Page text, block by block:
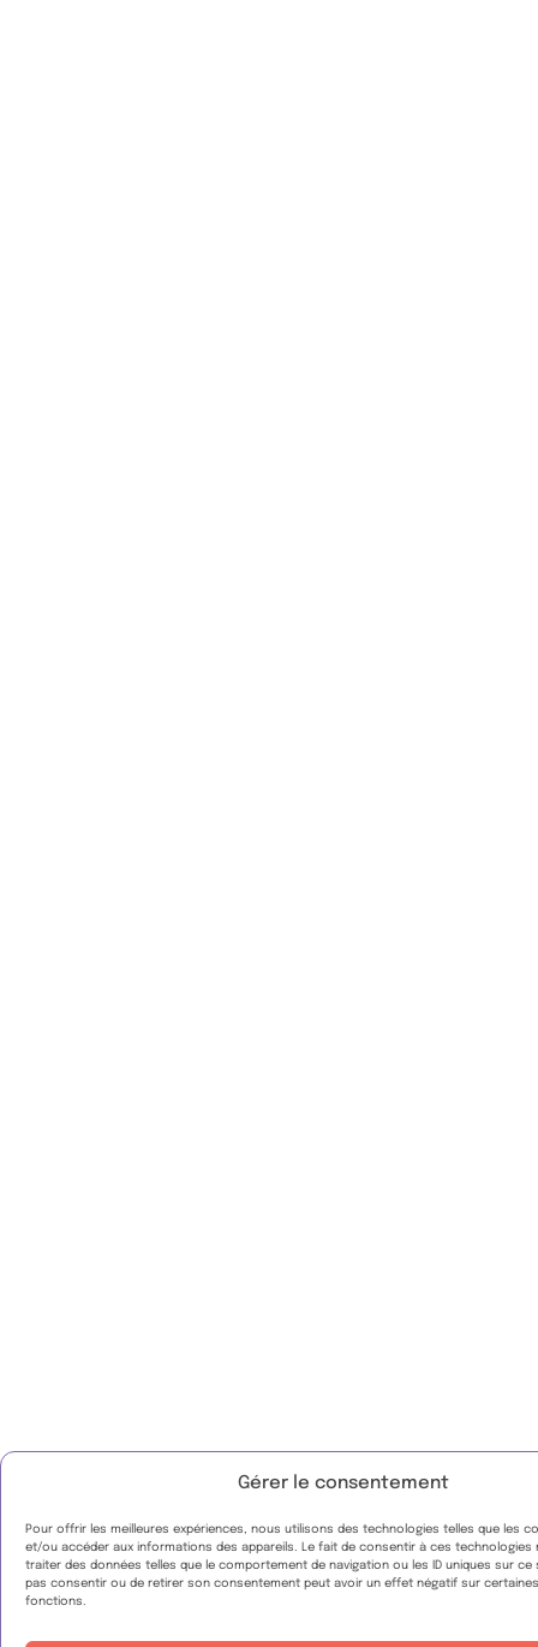
Gérer le consentement
Pour offrir les meilleures expériences, nous utilisons des technologies telles que les
et/ou accéder aux informations des appareils. Le fait de consentir à ces technologies
traiter des données telles que le comportement de navigation ou les ID uniques sur ce
pas consentir ou de retirer son consentement peut avoir un effet négatif sur
fonctions.